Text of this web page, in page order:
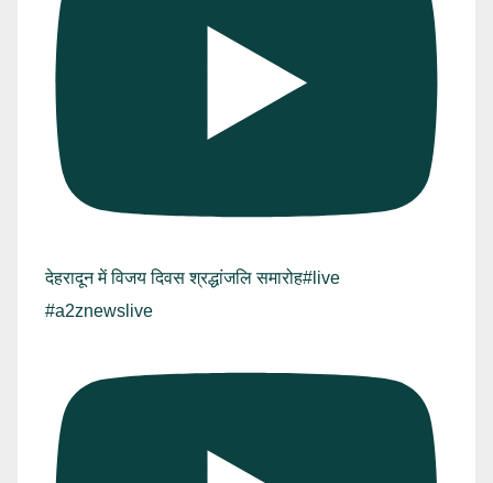
देहरादून में विजय दिवस श्रद्धांजलि समारोह#live
#a2znewslive